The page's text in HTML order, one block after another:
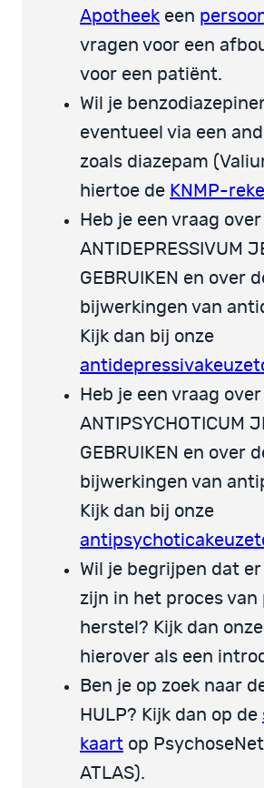
Apotheek een
vragen voor een
voor een patiënt.
Wil je
eventueel via een
zoals diazepam
hiertoe de KNMP-
Heb je een vraag over
ANTIDEPRESSIVUM
GEBRUIKEN en over
bijwerkingen van
Kijk dan bij onze
Heb je een vraag over
ANTIPSYCHOTICUM
GEBRUIKEN en over
bijwerkingen van
Kijk dan bij onze
Wil je begrijpen dat
zijn in het proces van
herstel? Kijk dan onze
hierover als een
Ben je op zoek naar
HULP? Kijk dan op de
kaart op
ATLAS).